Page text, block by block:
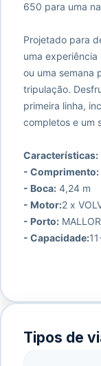
650 para uma
Projetado para
uma
ou uma semana
tripulação.
primeira linha,
completos e um
Características:
- Comprimento:
- Boca:4,24 m
- Motor:2 x
- Porto:
- Capacidade:
Tipos de